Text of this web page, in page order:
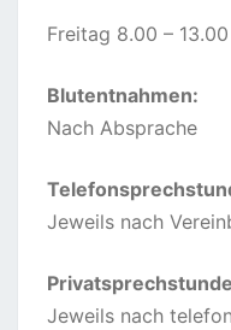
Freitag 8.00 –
Blutentnahmen:
Nach Absprache
Jeweils nach
Jeweils nach